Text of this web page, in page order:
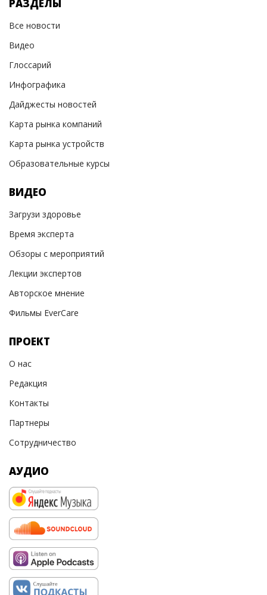
РАЗДЕЛЫ
Все новости
Видео
Глоссарий
Инфографика
Дайджесты новостей
Карта рынка компаний
Карта рынка устройств
Образовательные курсы
ВИДЕО
Загрузи здоровье
Время эксперта
Обзоры с мероприятий
Лекции экспертов
Авторское мнение
Фильмы EverCare
ПРОЕКТ
О нас
Редакция
Контакты
Партнеры
Сотрудничество
АУДИО